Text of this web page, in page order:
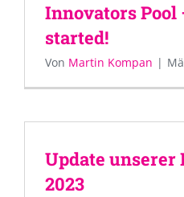
Innovators Pool
started!
Von Martin Kompan |
Update unserer
2023